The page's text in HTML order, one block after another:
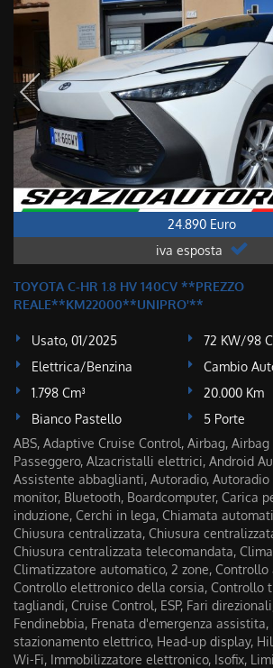
24.890 Euro
iva esposta
TOYOTA C-HR 1.8 HV 140CV **PREZZO
REALE**KM22000**UNIPRO'**
Usato, 01/2025
72 KW/98
Elettrica/Benzina
Cambio
1.798 Cm³
20.000 Km
Bianco Pastello
5 Porte
ABS, Adaptive Cruise Control, Airbag,
Passeggero, Alzacristalli elettrici, Android
Assistente abbaglianti, Autoradio,
monitor, Bluetooth, Boardcomputer, Carica
induzione, Cerchi in lega, Chiamata
Chiusura centralizzata, Chiusura
Chiusura centralizzata telecomandata,
Climatizzatore automatico, 2 zone,
Controllo elettronico della corsia, Controllo
tagliandi, Cruise Control, ESP, Fari
Fendinebbia, Frenata d'emergenza assistita,
stazionamento elettrico, Head-up display,
Wi-Fi, Immobilizzatore elettronico, Isofix,